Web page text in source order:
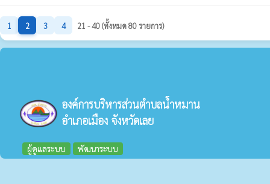
1 2 3 4 21 - 40 (ทั้งหมด 80 รายการ)
องค์การบริหารส่วนตำบลน้ำหมาน
อำเภอเมือง จังหวัดเลย
ผู้ดูแลระบบ พัฒนาระบบ